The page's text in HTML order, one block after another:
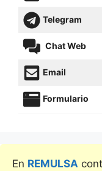
Telegram
Chat Web
Email
Formulario
En REMULSA